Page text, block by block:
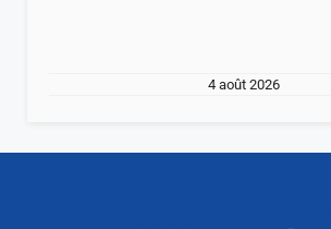
4 août 2026